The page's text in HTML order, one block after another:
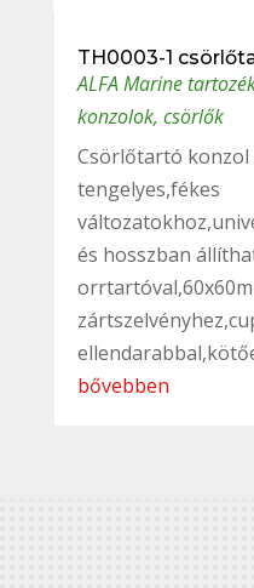
TH0003-1
ALFA Marine
konzolok, csörlők
Csörlőtartó konzol
tengelyes,fékes
és hosszban
bővebben